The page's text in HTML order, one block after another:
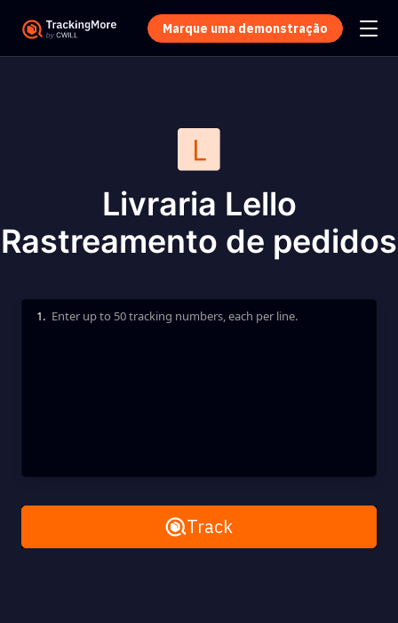
Marque uma demonstração
Livraria Lello
Rastreamento de pedidos
Enter up to 50 tracking numbers, each per line.
1.
Remove AllTrack